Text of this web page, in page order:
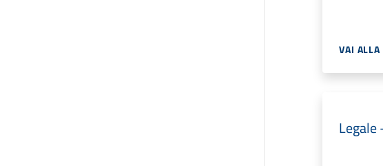
VAI
Legale